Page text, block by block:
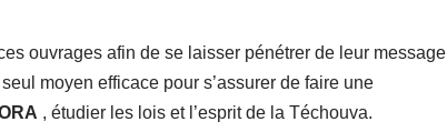
ouvrages afin de se laisser pénétrer de leur message
moyen efficace pour s’assurer de faire une
, étudier les lois et l’esprit de la Téchouva.